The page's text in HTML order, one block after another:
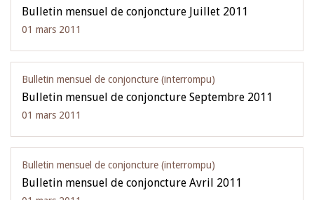
Bulletin mensuel de conjoncture Juillet 2011
01 mars 2011
Bulletin mensuel de conjoncture (interrompu)
Bulletin mensuel de conjoncture Septembre 2011
01 mars 2011
Bulletin mensuel de conjoncture (interrompu)
Bulletin mensuel de conjoncture Avril 2011